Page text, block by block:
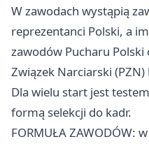
W zawodach wystąpią
reprezentanci Polski, a
zawodów Pucharu
Związek Narciarski
Dla wielu start jest
formą selekcji do kadr.
FORMUŁA ZAWODÓW: